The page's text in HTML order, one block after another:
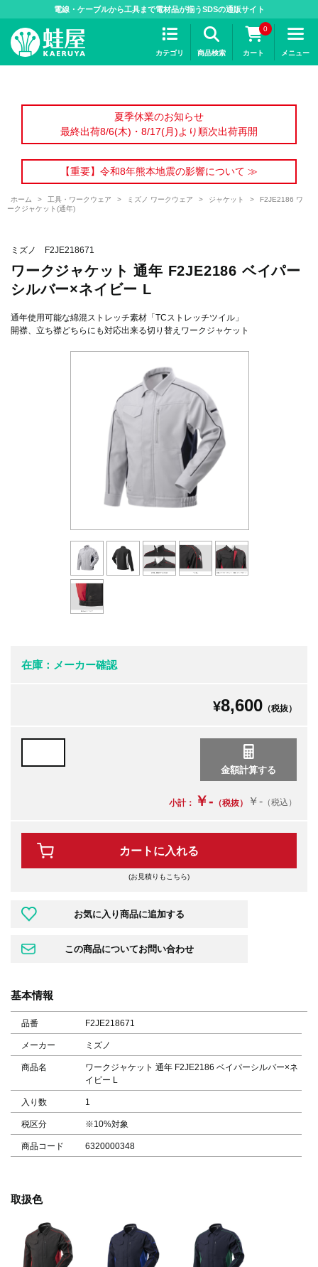
電線・ケーブルから工具まで電材品が揃うSDSの通販サイト
カテゴリ 商品検索
0
カート メニュー
夏季休業のお知らせ
最終出荷8/6(木)・8/17(月)より順次出荷再開
【重要】令和8年熊本地震の影響について ≫
ホーム > 工具・ワークウェア > ミズノ ワークウェア > ジャケット >
F2JE2186 ワ
ークジャケット(通年)
ミズノ F2JE218671
ワークジャケット 通年 F2JE2186 ベイパー
シルバー×ネイビー L
通年使用可能な綿混ストレッチ素材「TCストレッチツイル」
開襟、立ち襟どちらにも対応出来る切り替えワークジャケット
在庫：メーカー確認
¥8,600 （税抜）
小計： ￥- （税抜） ￥- （税込）
カートに入れる
(お見積りもこちら)
基本情報
品番 F2JE218671
メーカー ミズノ
商品名
ワークジャケット 通年 F2JE2186 ベイパーシルバー×ネ
イビー L
入り数 1
税区分 ※10%対象
商品コード 6320000348
取扱色